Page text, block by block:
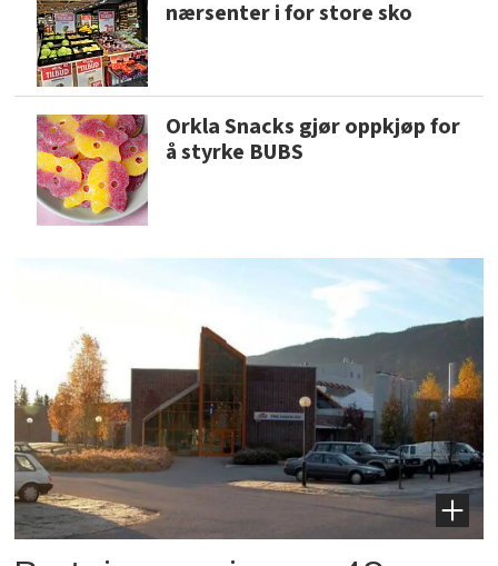
nærsenter i for store sko
Orkla Snacks gjør oppkjøp for
å styrke BUBS